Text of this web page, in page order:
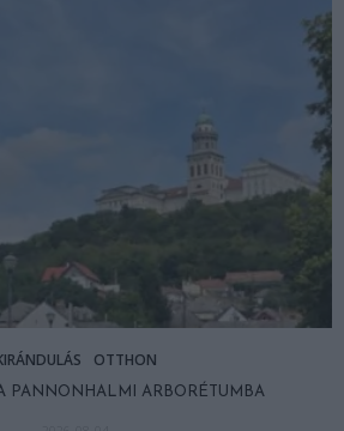
OTTHON
PANNONHALMI ARBORÉTUMBA